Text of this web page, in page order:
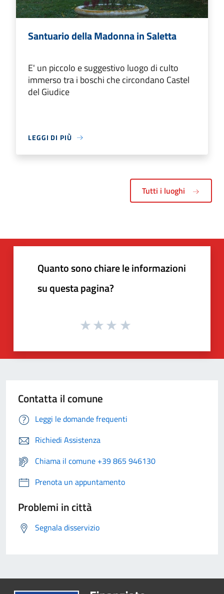
Santuario della Madonna in Saletta
E' un piccolo e suggestivo luogo di culto
immerso tra i boschi che circondano Castel
del Giudice
LEGGI DI PIÙ
Tutti i luoghi
Quanto sono chiare le informazioni
su questa pagina?
Contatta il comune
Leggi le domande frequenti
Richiedi Assistenza
Chiama il comune +39 865 946130
Prenota un appuntamento
Problemi in città
Segnala disservizio